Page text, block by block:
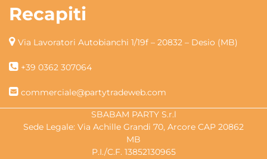
Recapiti
Via Lavoratori Autobianchi 1/19f – 20832 – Desio (MB)
+39 0362 307064
commerciale@partytradeweb.com
SBABAM PARTY S.r.l
Sede Legale: Via Achille Grandi 70, Arcore CAP 20862
MB
P.I./C.F. 13852130965